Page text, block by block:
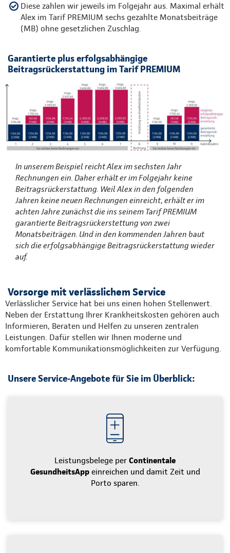
Diese zahlen wir jeweils im Folgejahr aus. Maximal erhält
Alex im Tarif PREMIUM sechs gezahlte Monatsbeiträge
(MB) ohne gesetzlichen Zuschlag.
Garantierte plus erfolgsabhängige
Beitragsrückerstattung im Tarif PREMIUM
In unserem Beispiel reicht Alex im sechsten Jahr
Rechnungen ein. Daher erhält er im Folgejahr keine
Beitragsrückerstattung. Weil Alex in den folgenden
Jahren keine neuen Rechnungen einreicht, erhält er im
achten Jahre zunächst die ins seinem Tarif PREMIUM
garantierte Beitragsrückerstettung von zwei
Monatsbeiträgen. Und in den kommenden Jahren baut
sich die erfolgsabhängige Beitragsrückerstattung wieder
auf.
Vorsorge mit verlässlichem Service
Verlässlicher Service hat bei uns einen hohen Stellenwert.
Neben der Erstattung Ihrer Krankheitskosten gehören auch
Informieren, Beraten und Helfen zu unseren zentralen
Leistungen. Dafür stellen wir Ihnen moderne und
komfortable Kommunikationsmöglichkeiten zur Verfügung.
Unsere Service-Angebote für Sie im Überblick:
Leistungsbelege per Continentale
GesundheitsAppeinreichen und damit Zeit und
Porto sparen.